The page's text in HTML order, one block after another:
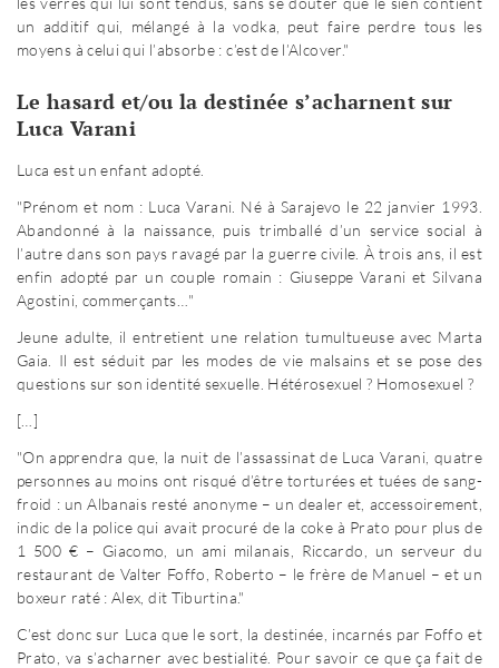
un additif qui, mélangé à la vodka, peut faire perdre tous les
moyens à celui qui l’absorbe : c’est de l’Alcover."
Le hasard et/ou la destinée s’acharnent sur
Luca Varani
Luca est un enfant adopté.
"Prénom et nom : Luca Varani. Né à Sarajevo le 22 janvier 1993.
Abandonné à la naissance, puis trimballé d’un service social à
l’autre dans son pays ravagé par la guerre civile. À trois ans, il est
enfin adopté par un couple romain : Giuseppe Varani et Silvana
Agostini, commerçants…"
Jeune adulte, il entretient une relation tumultueuse avec Marta
Gaia. Il est séduit par les modes de vie malsains et se pose des
questions sur son identité sexuelle. Hétérosexuel ? Homosexuel ?
[…]
"On apprendra que, la nuit de l’assassinat de Luca Varani, quatre
personnes au moins ont risqué d’être torturées et tuées de sang-
froid : un Albanais resté anonyme – un dealer et, accessoirement,
indic de la police qui avait procuré de la coke à Prato pour plus de
1 500 € – Giacomo, un ami milanais, Riccardo, un serveur du
restaurant de Valter Foffo, Roberto – le frère de Manuel – et un
boxeur raté : Alex, dit Tiburtina."
C’est donc sur Luca que le sort, la destinée, incarnés par Foffo et
Prato, va s’acharner avec bestialité. Pour savoir ce que ça fait de